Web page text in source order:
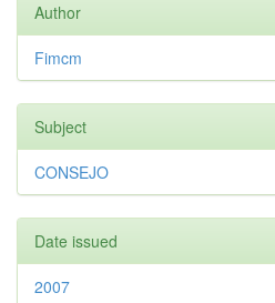
Author
Fimcm
Subject
CONSEJO
Date issued
2007